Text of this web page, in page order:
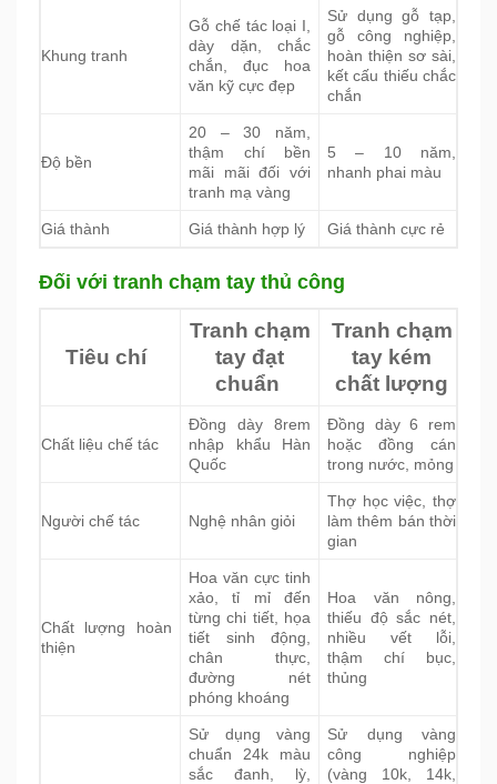
Khung tranh
Gỗ chế tác loại I,
dày dặn, chắc
chắn, đục hoa
văn kỹ cực đẹp
Sử dụng gỗ tạp,
gỗ công nghiệp,
hoàn thiện sơ sài,
kết cấu thiếu chắc
chắn
Độ bền
20 – 30 năm,
thậm chí bền
mãi mãi đối với
tranh mạ vàng
5 – 10 năm,
nhanh phai màu
Giá thành Giá thành hợp lý Giá thành cực rẻ
Đối với tranh chạm tay thủ công
Tiêu chí
Tranh chạm
tay đạt
chuẩn
Tranh chạm
tay kém
chất lượng
Chất liệu chế tác
Đồng dày 8rem
nhập khẩu Hàn
Quốc
Đồng dày 6 rem
hoặc đồng cán
trong nước, mỏng
Người chế tác Nghệ nhân giỏi
Thợ học việc, thợ
làm thêm bán thời
gian
Chất lượng hoàn
thiện
Hoa văn cực tinh
xảo, tỉ mỉ đến
từng chi tiết, họa
tiết sinh động,
chân thực,
đường nét
phóng khoáng
Hoa văn nông,
thiếu độ sắc nét,
nhiều vết lỗi,
thậm chí bục,
thủng
Sử dụng vàng
chuẩn 24k màu
sắc đanh, lỳ,
Sử dụng vàng
công nghiệp
(vàng 10k, 14k,